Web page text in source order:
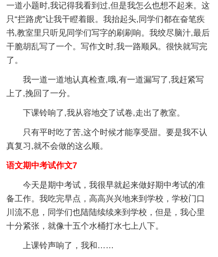
一道小题时,我记得我看到过,但是我怎么也想不起来。这
只“拦路虎”让我干瞪着眼。我抬起头,同学们都在奋笔疾
书,教室里只听见同学们写字的刷刷响。我绞尽脑汁,最后
干脆胡乱写了一个。写作文时,我一路顺风。很快就写完
了。
我一道一道地认真检查,哦,有一道漏写了,我赶紧写
上了,挽回了一分。
下课铃响了,我从容地交了试卷,走出了教室。
只有平时吃了苦,这个时候才能享受甜。要是我不认
真复习,就不会做的这么顺。
语文期中考试作文7
今天是期中考试，我很早就起来做好期中考试的准
备工作。我吃完早点，高高兴兴地来到学校，学校门口
川流不息，同学们也陆陆续续来到学校，但是，我心里
十分紧张，就像十五个水桶打水七上八下。
上课铃声响了，我和……